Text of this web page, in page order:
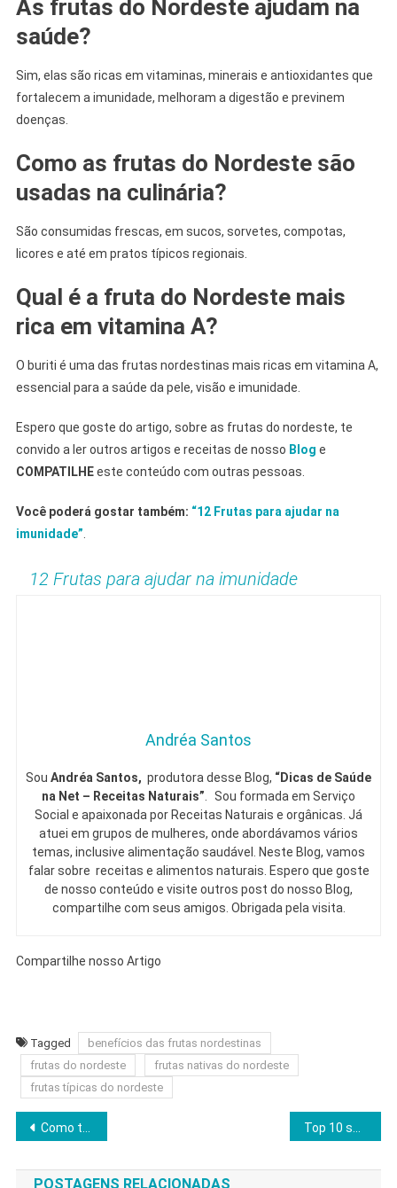
As frutas do Nordeste ajudam na
saúde?
Sim, elas são ricas em vitaminas, minerais e antioxidantes que
fortalecem a imunidade, melhoram a digestão e previnem
doenças.
Como as frutas do Nordeste são
usadas na culinária?
São consumidas frescas, em sucos, sorvetes, compotas,
licores e até em pratos típicos regionais.
Qual é a fruta do Nordeste mais
rica em vitamina A?
O buriti é uma das frutas nordestinas mais ricas em vitamina A,
essencial para a saúde da pele, visão e imunidade.
Espero que goste do artigo, sobre as frutas do nordeste, te
convido a ler outros artigos e receitas de nosso Blog e
COMPATILHEeste conteúdo com outras pessoas.
Você poderá gostar também: “12 Frutas para ajudar na
imunidade”.
12 Frutas para ajudar na imunidade
Andréa Santos
Sou Andréa Santos, produtora desse Blog, “Dicas de Saúde
na Net – Receitas Naturais”. Sou formada em Serviço
Social e apaixonada por Receitas Naturais e orgânicas. Já
atuei em grupos de mulheres, onde abordávamos vários
temas, inclusive alimentação saudável. Neste Blog, vamos
falar sobre receitas e alimentos naturais. Espero que goste
de nosso conteúdo e visite outros post do nosso Blog,
compartilhe com seus amigos. Obrigada pela visita.
Compartilhe nosso Artigo
Tagged
benefícios das frutas nordestinas
frutas do nordeste
frutas nativas do nordeste
frutas típicas do nordeste
Navegação
de
Como trocar açúcar por alternativas naturais Top 10 sobremesas saudáveis para matar a vontade de doce
POSTAGENS RELACIONADAS